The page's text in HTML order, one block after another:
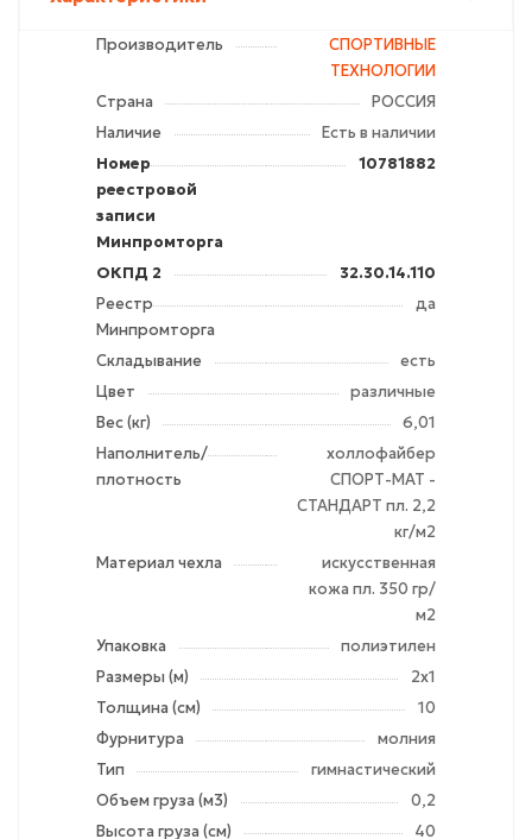
Производитель
СПОРТИВНЫЕ
ТЕХНОЛОГИИ
Страна
РОССИЯ
Наличие
Есть в наличии
Номер
реестровой
записи
Минпромторга
10781882
ОКПД 2
32.30.14.110
Реестр
Минпромторга
да
Складывание
есть
Цвет
различные
Вес (кг)
6,01
Наполнитель/
плотность
холлофайбер
СПОРТ-МАТ -
СТАНДАРТ пл. 2,2
кг/м2
Материал чехла
искусственная
кожа пл. 350 гр/
м2
Упаковка
полиэтилен
Размеры (м)
2х1
Толщина (см)
10
Фурнитура
молния
Тип
гимнастический
Объем груза (м3)
0,2
Высота груза (см)
40